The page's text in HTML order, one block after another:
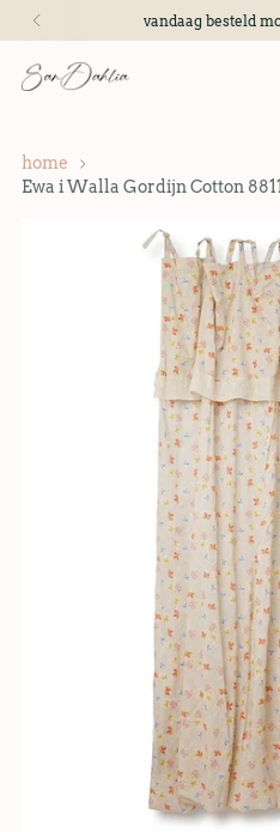
vandaag besteld
home
Ewa i Walla Gordijn Cotton